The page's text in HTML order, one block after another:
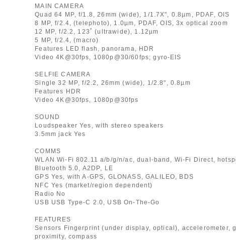
MAIN CAMERA
Quad 64 MP, f/1.8, 26mm (wide), 1/1.7X", 0.8µm, PDAF, OIS
8 MP, f/2.4, (telephoto), 1.0µm, PDAF, OIS, 3x optical zoom
12 MP, f/2.2, 123˚ (ultrawide), 1.12µm
5 MP, f/2.4, (macro)
Features LED flash, panorama, HDR
Video 4K@30fps, 1080p@30/60fps; gyro-EIS
SELFIE CAMERA
Single 32 MP, f/2.2, 26mm (wide), 1/2.8", 0.8µm
Features HDR
Video 4K@30fps, 1080p@30fps
SOUND
Loudspeaker Yes, with stereo speakers
3.5mm jack Yes
COMMS
WLAN Wi-Fi 802.11 a/b/g/n/ac, dual-band, Wi-Fi Direct,
Bluetooth 5.0, A2DP, LE
GPS Yes, with A-GPS, GLONASS, GALILEO, BDS
NFC Yes (market/region dependent)
Radio No
USB USB Type-C 2.0, USB On-The-Go
FEATURES
Sensors Fingerprint (under display, optical), accelerometer,
proximity, compass